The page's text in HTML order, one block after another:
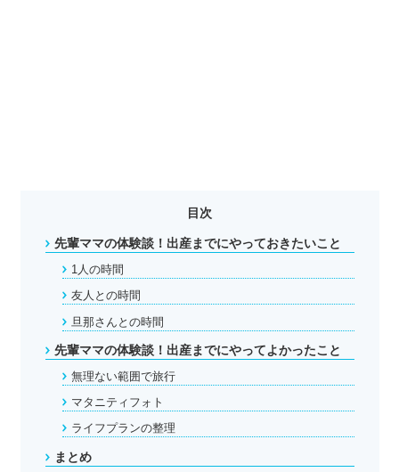
目次
先輩ママの体験談！出産までにやっておきたいこと
1人の時間
友人との時間
旦那さんとの時間
先輩ママの体験談！出産までにやってよかったこと
無理ない範囲で旅行
マタニティフォト
ライフプランの整理
まとめ